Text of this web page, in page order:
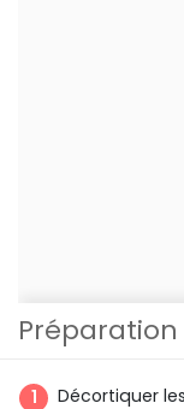
Préparation
Décortiquer